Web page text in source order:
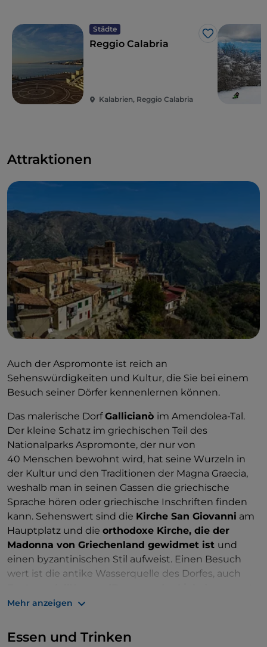
In Gambarie und insbesondere in Puntone Scirocco
und Punto Nardello können Sie im Winter
Ski und
Snowboardfahren, während im übrigen Gebiet
Trekking, organisierte Wanderungen und
Reitausflügemöglich sind. Mit einem breiten
Angebot an Routen und aufgrund seiner Lage und
Städte
Like
Reggio Calabria
Kalabrien, Reggio Calabria
Attraktionen
Auch der Aspromonte ist reich an
Sehenswürdigkeiten und Kultur, die Sie bei einem
Besuch seiner Dörfer kennenlernen können.
Das malerische DorfGallicianò im Amendolea-Tal.
Der kleine Schatz im griechischen Teil des
Nationalparks Aspromonte, der nur von
40 Menschen bewohnt wird, hat seine Wurzeln in
der Kultur und den Traditionen der Magna Graecia,
weshalb man in seinen Gassen die griechische
Sprache hören oder griechische Inschriften finden
kann. Sehenswert sind die Kirche San Giovanni am
Hauptplatz und die orthodoxe Kirche, die der
Madonna von Griechenland gewidmet ist und
einen byzantinischen Stil aufweist. Einen Besuch
wert ist die antike Wasserquelle des Dorfes, auch
wo in der Antike die Frauen des Dorfes das Wasser
herrliches Panorama über Gallicianò und das
Mehr anzeigen
Essen und Trinken